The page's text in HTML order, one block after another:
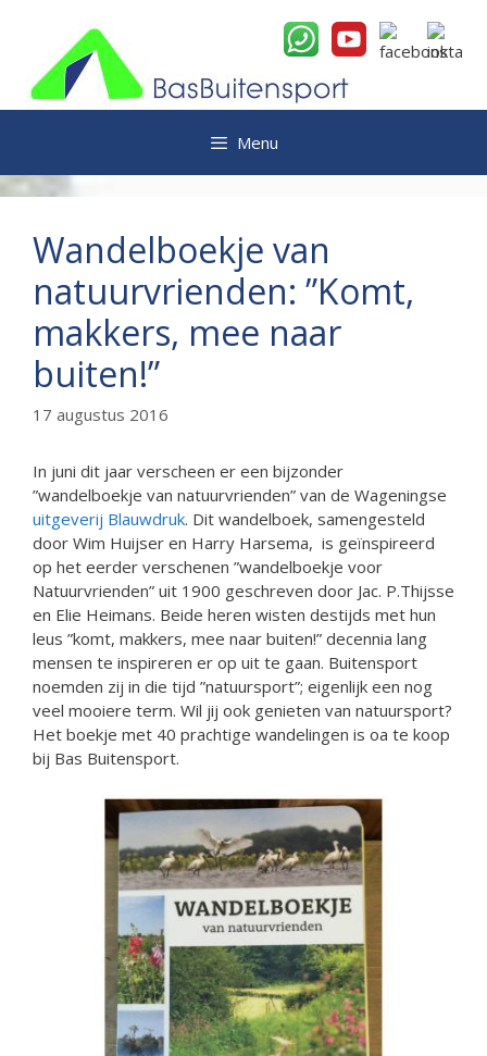
inhoud
Menu
Wandelboekje van
natuurvrienden: ”Komt,
makkers, mee naar
buiten!”
17 augustus 2016
In juni dit jaar verscheen er een bijzonder
”wandelboekje van natuurvrienden” van de Wageningse
uitgeverij Blauwdruk. Dit wandelboek, samengesteld
door Wim Huijser en Harry Harsema, is geïnspireerd
op het eerder verschenen ”wandelboekje voor
Natuurvrienden” uit 1900 geschreven door Jac. P.Thijsse
en Elie Heimans. Beide heren wisten destijds met hun
leus ”komt, makkers, mee naar buiten!” decennia lang
mensen te inspireren er op uit te gaan. Buitensport
noemden zij in die tijd ”natuursport”; eigenlijk een nog
veel mooiere term. Wil jij ook genieten van natuursport?
Het boekje met 40 prachtige wandelingen is oa te koop
bij Bas Buitensport.